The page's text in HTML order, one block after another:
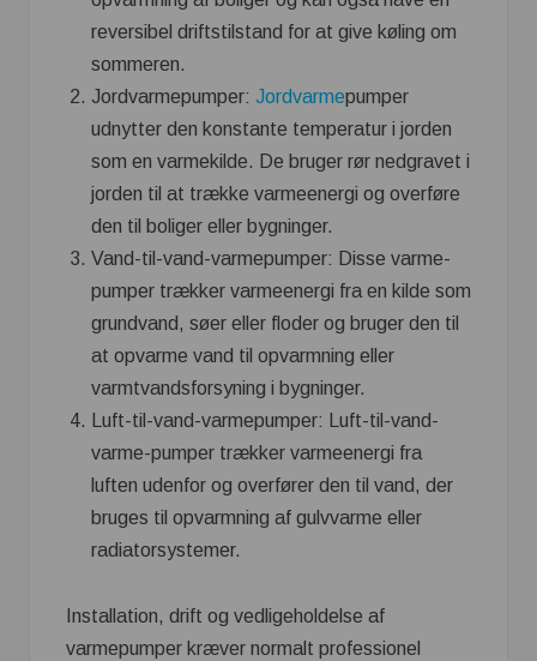
reversibel driftstilstand for at give køling om
sommeren.
Jordvarmepumper: Jordvarmepumper
udnytter den konstante temperatur i jorden
som en varmekilde. De bruger rør nedgravet i
jorden til at trække varmeenergi og overføre
den til boliger eller bygninger.
Vand-til-vand-varmepumper: Disse varme-
pumper trækker varmeenergi fra en kilde som
grundvand, søer eller floder og bruger den til
at opvarme vand til opvarmning eller
varmtvandsforsyning i bygninger.
Luft-til-vand-varmepumper: Luft-til-vand-
varme-pumper trækker varmeenergi fra
luften udenfor og overfører den til vand, der
bruges til opvarmning af gulvvarme eller
radiatorsystemer.
Installation, drift og vedligeholdelse af
varmepumper kræver normalt professionel